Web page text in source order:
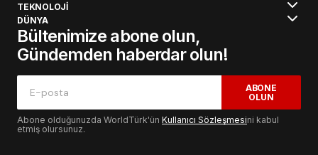
TEKNOLOJİ
DÜNYA
Bültenimize abone olun,
Gündemden haberdar olun!
ABONE
OLUN
Abone olduğunuzda WorldTürk'ün Kullanıcı Sözleşmesini kabul
etmiş olursunuz.